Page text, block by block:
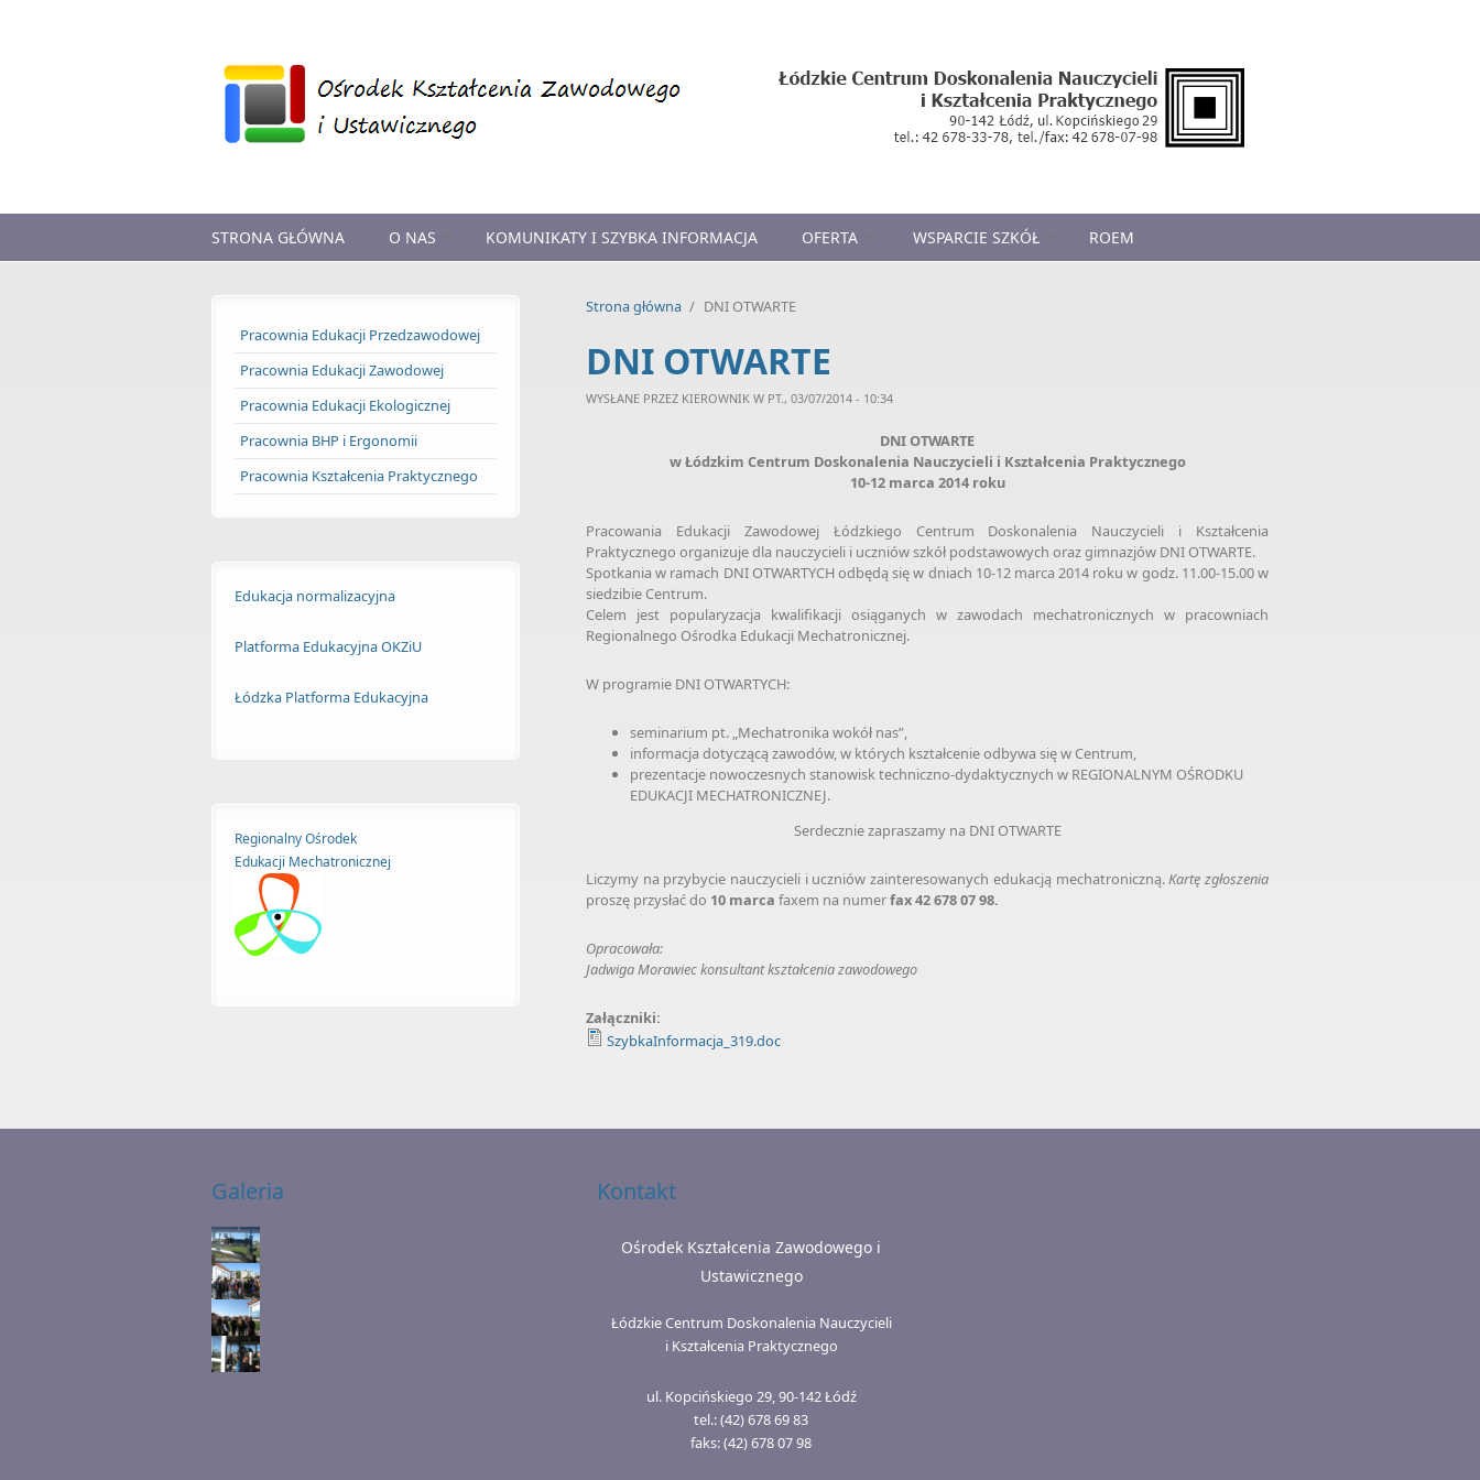
STRONA GŁÓWNA O NAS KOMUNIKATY I SZYBKA INFORMACJA OFERTA WSPARCIE SZKÓŁ ROEM
Pracownia Edukacji Przedzawodowej
Pracownia Edukacji Zawodowej
Pracownia Edukacji Ekologicznej
Pracownia BHP i Ergonomii
Pracownia Kształcenia Praktycznego
Edukacja normalizacyjna
Platforma Edukacyjna OKZiU
Łódzka Platforma Edukacyjna
Regionalny Ośrodek
Edukacji Mechatronicznej
Strona główna / DNI OTWARTE
DNI OTWARTE
WYSŁANE PRZEZ KIEROWNIK W PT., 03/07/2014 - 10:34
DNI OTWARTE
w Łódzkim Centrum Doskonalenia Nauczycieli i Kształcenia Praktycznego
10-12 marca 2014 roku
Pracowania Edukacji Zawodowej Łódzkiego Centrum Doskonalenia Nauczycieli i Kształcenia
Praktycznego organizuje dla nauczycieli i uczniów szkół podstawowych oraz gimnazjów DNI OTWARTE.
Spotkania w ramach DNI OTWARTYCH odbędą się w dniach 10-12 marca 2014 roku w godz. 11.00-15.00 w
siedzibie Centrum.
Celem jest popularyzacja kwalifikacji osiąganych w zawodach mechatronicznych w pracowniach
Regionalnego Ośrodka Edukacji Mechatronicznej.
W programie DNI OTWARTYCH:
seminarium pt. „Mechatronika wokół nas”,
informacja dotyczącą zawodów, w których kształcenie odbywa się w Centrum,
prezentacje nowoczesnych stanowisk techniczno-dydaktycznych w REGIONALNYM OŚRODKU
EDUKACJI MECHATRONICZNEJ.
Serdecznie zapraszamy na DNI OTWARTE
Liczymy na przybycie nauczycieli i uczniów zainteresowanych edukacją mechatroniczną.Kartę zgłoszenia
proszę przysłać do 10 marca faxem na numerfax 42 678 07 98.
Opracowała:
Jadwiga Morawieckonsultant kształcenia zawodowego
Załączniki:
SzybkaInformacja_319.doc
Galeria Kontakt
Ośrodek Kształcenia Zawodowego i
Ustawicznego
Łódzkie Centrum Doskonalenia Nauczycieli
i Kształcenia Praktycznego
ul. Kopcińskiego 29, 90-142 Łódź
tel.: (42) 678 69 83
faks: (42) 678 07 98